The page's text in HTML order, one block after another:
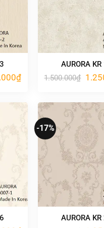
₫Giá
1.250.000₫.
AURORA KR
1.500.000₫ Giá
-17%
AURORA KR